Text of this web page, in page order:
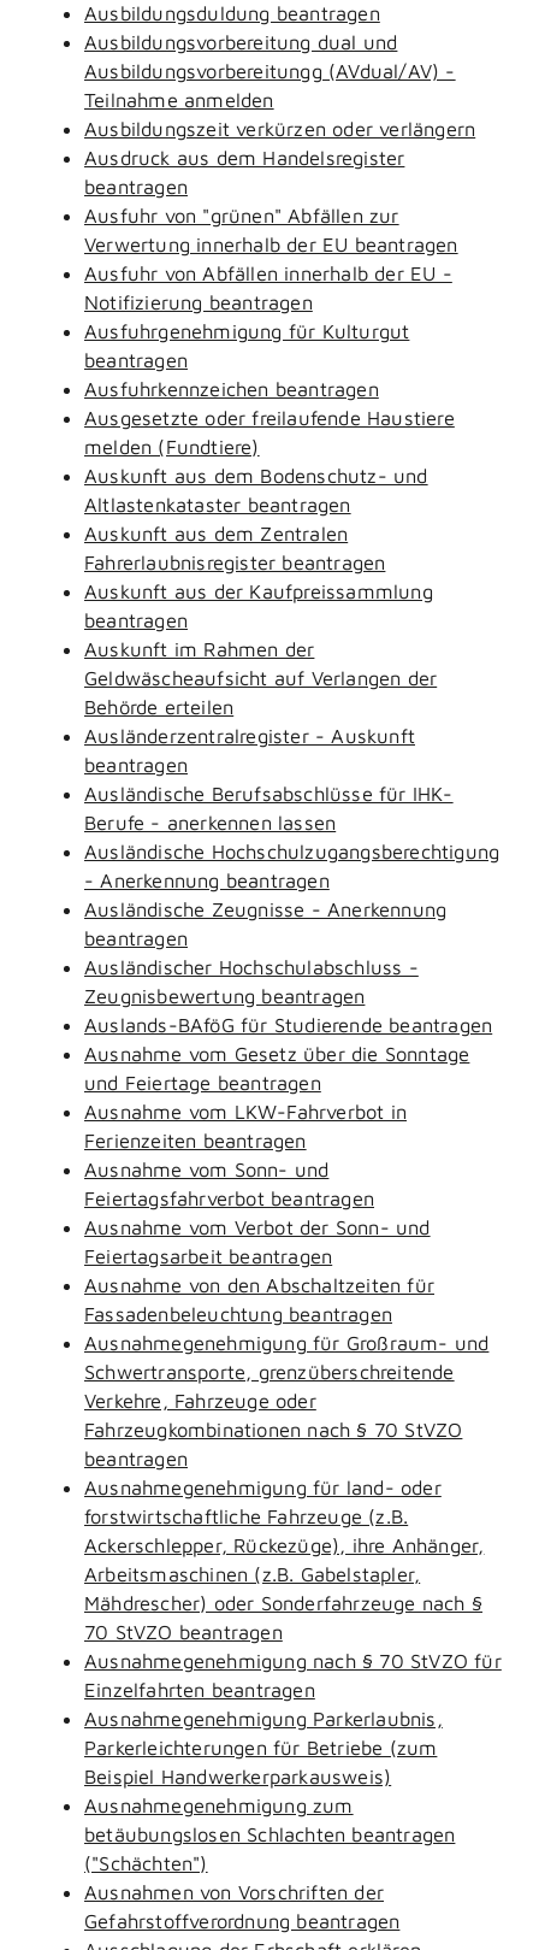
Ausbildungsduldung beantragen
Ausbildungsvorbereitung dual und
Ausbildungsvorbereitungg (AVdual/AV) -
Teilnahme anmelden
Ausbildungszeit verkürzen oder verlängern
Ausdruck aus dem Handelsregister
beantragen
Ausfuhr von "grünen" Abfällen zur
Verwertung innerhalb der EU beantragen
Ausfuhr von Abfällen innerhalb der EU -
Notifizierung beantragen
Ausfuhrgenehmigung für Kulturgut
beantragen
Ausfuhrkennzeichen beantragen
Ausgesetzte oder freilaufende Haustiere
melden (Fundtiere)
Auskunft aus dem Bodenschutz- und
Altlastenkataster beantragen
Auskunft aus dem Zentralen
Fahrerlaubnisregister beantragen
Auskunft aus der Kaufpreissammlung
beantragen
Auskunft im Rahmen der
Geldwäscheaufsicht auf Verlangen der
Behörde erteilen
Ausländerzentralregister - Auskunft
beantragen
Ausländische Berufsabschlüsse für IHK-
Berufe - anerkennen lassen
Ausländische Hochschulzugangsberechtigung
- Anerkennung beantragen
Ausländische Zeugnisse - Anerkennung
beantragen
Ausländischer Hochschulabschluss -
Zeugnisbewertung beantragen
Auslands-BAföG für Studierende beantragen
Ausnahme vom Gesetz über die Sonntage
und Feiertage beantragen
Ausnahme vom LKW-Fahrverbot in
Ferienzeiten beantragen
Ausnahme vom Sonn- und
Feiertagsfahrverbot beantragen
Ausnahme vom Verbot der Sonn- und
Feiertagsarbeit beantragen
Ausnahme von den Abschaltzeiten für
Fassadenbeleuchtung beantragen
Ausnahmegenehmigung für Großraum- und
Schwertransporte, grenzüberschreitende
Verkehre, Fahrzeuge oder
Fahrzeugkombinationen nach § 70 StVZO
beantragen
Ausnahmegenehmigung für land- oder
forstwirtschaftliche Fahrzeuge (z.B.
Ackerschlepper, Rückezüge), ihre Anhänger,
Arbeitsmaschinen (z.B. Gabelstapler,
Mähdrescher) oder Sonderfahrzeuge nach §
70 StVZO beantragen
Ausnahmegenehmigung nach § 70 StVZO für
Einzelfahrten beantragen
Ausnahmegenehmigung Parkerlaubnis,
Parkerleichterungen für Betriebe (zum
Beispiel Handwerkerparkausweis)
Ausnahmegenehmigung zum
betäubungslosen Schlachten beantragen
("Schächten")
Ausnahmen von Vorschriften der
Gefahrstoffverordnung beantragen